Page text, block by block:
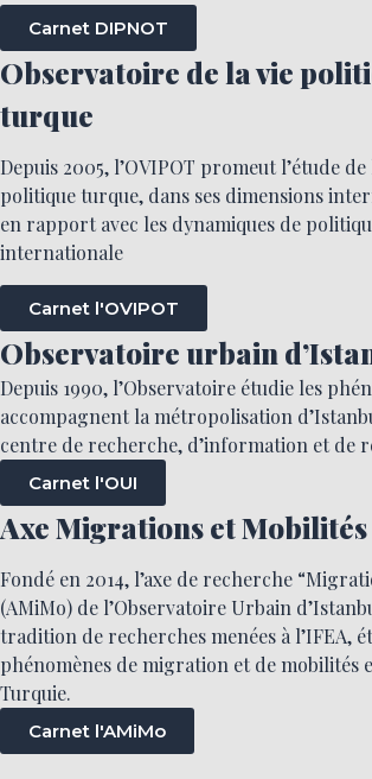
Carnet DIPNOT
Observatoire de la vie
turque
Depuis 2005, l’OVIPOT promeut l’étude
politique turque, dans ses dimensions
en rapport avec les dynamiques de
internationale
Carnet l'OVIPOT
Observatoire urbain
Depuis 1990, l’Observatoire étudie les
accompagnent la métropolisation
centre de recherche, d’information et de
Carnet l'OUI
Axe Migrations et
Fondé en 2014, l’axe de recherche
(AMiMo) de l’Observatoire Urbain
tradition de recherches menées à l’IFEA,
phénomènes de migration et de mobilités
Turquie.
Carnet l'AMiMo